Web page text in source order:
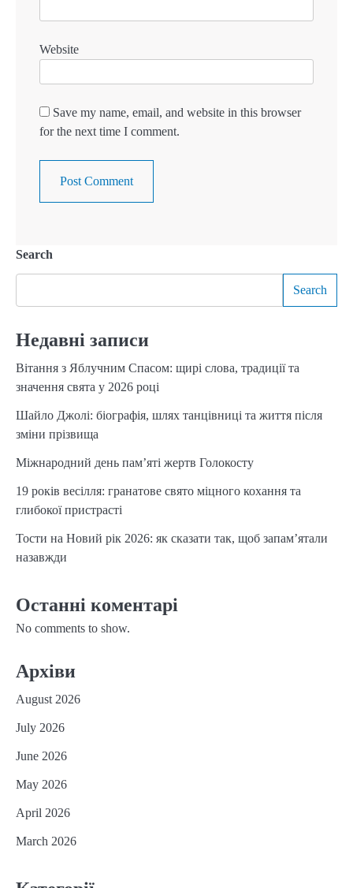
Website
Save my name, email, and website in this browser
for the next time I comment.
Search
Search
Недавні записи
Вітання з Яблучним Спасом: щирі слова, традиції та
значення свята у 2026 році
Шайло Джолі: біографія, шлях танцівниці та життя після
зміни прізвища
Міжнародний день пам’яті жертв Голокосту
19 років весілля: гранатове свято міцного кохання та
глибокої пристрасті
Тости на Новий рік 2026: як сказати так, щоб запам’ятали
назавжди
Останні коментарі
No comments to show.
Архіви
August 2026
July 2026
June 2026
May 2026
April 2026
March 2026